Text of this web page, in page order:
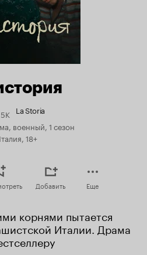
5K La Storia
военный, 1 сезон
18+
Добавить Еще
корнями пытается
Италии. Драма